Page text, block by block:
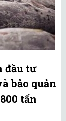
đầu tư
bảo quản
tấn